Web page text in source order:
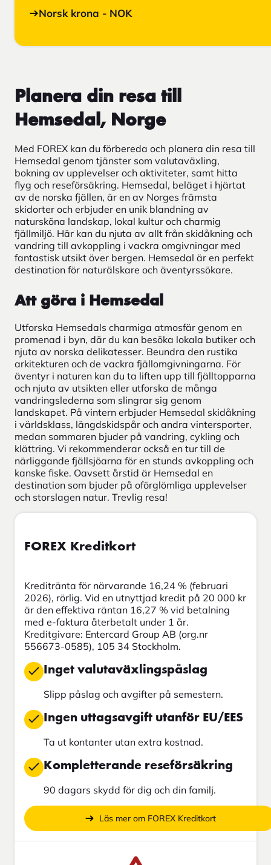
Norsk krona - NOK
Planera din resa till
Hemsedal, Norge
Med FOREX kan du förbereda och planera din resa till
Hemsedal genom tjänster som valutaväxling,
bokning av upplevelser och aktiviteter, samt hitta
flyg och reseförsäkring. Hemsedal, beläget i hjärtat
av de norska fjällen, är en av Norges främsta
skidorter och erbjuder en unik blandning av
natursköna landskap, lokal kultur och charmig
fjällmiljö. Här kan du njuta av allt från skidåkning och
vandring till avkoppling i vackra omgivningar med
fantastisk utsikt över bergen. Hemsedal är en perfekt
destination för naturälskare och äventyrssökare.
Att göra i Hemsedal
Utforska Hemsedals charmiga atmosfär genom en
promenad i byn, där du kan besöka lokala butiker och
njuta av norska delikatesser. Beundra den rustika
arkitekturen och de vackra fjällomgivningarna. För
äventyr i naturen kan du ta liften upp till fjälltopparna
och njuta av utsikten eller utforska de många
vandringslederna som slingrar sig genom
landskapet. På vintern erbjuder Hemsedal skidåkning
i världsklass, längdskidspår och andra vintersporter,
medan sommaren bjuder på vandring, cykling och
klättring. Vi rekommenderar också en tur till de
närliggande fjällsjöarna för en stunds avkoppling och
kanske fiske. Oavsett årstid är Hemsedal en
destination som bjuder på oförglömliga upplevelser
och storslagen natur. Trevlig resa!
FOREX Kreditkort
Kreditränta för närvarande 16,24 % (februari
2026), rörlig. Vid en utnyttjad kredit på 20 000 kr
är den effektiva räntan 16,27 % vid betalning
med e-faktura återbetalt under 1 år.
Kreditgivare: Entercard Group AB (org.nr
556673-0585), 105 34 Stockholm.
Inget valutaväxlingspåslag
Slipp påslag och avgifter på semestern.
Ingen uttagsavgift utanför EU/EES
Ta ut kontanter utan extra kostnad.
Kompletterande reseförsäkring
90 dagars skydd för dig och din familj.
Läs mer om FOREX Kreditkort